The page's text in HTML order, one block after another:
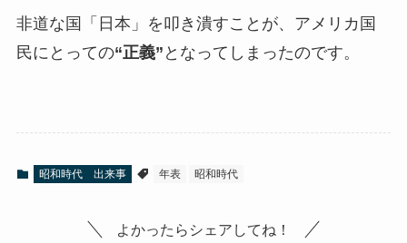
非道な国「日本」を叩き潰すことが、アメリカ国
民にとっての“正義” となってしまったのです。
昭和時代 出来事 年表 昭和時代
よかったらシェアしてね！